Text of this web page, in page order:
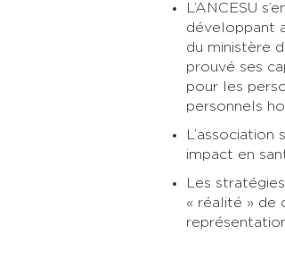
L’ANCESU
développant
du ministère
prouvé ses
pour les
personnels
impact en
Les
« réalité » de